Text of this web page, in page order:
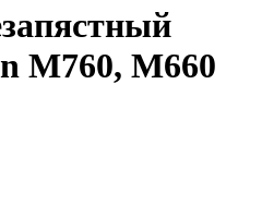
M760, M660